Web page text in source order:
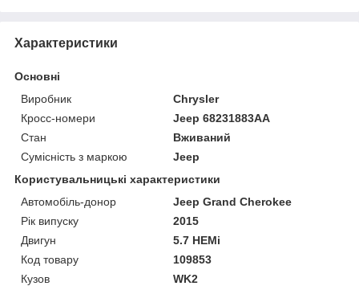
Характеристики
Основні
Виробник
Chrysler
Кросс-номери
Jeep 68231883AA
Стан
Вживаний
Сумісність з маркою
Jeep
Користувальницькі характеристики
Автомобіль-донор
Jeep Grand Cherokee
Рік випуску
2015
Двигун
5.7 HEMi
Код товару
109853
Кузов
WK2